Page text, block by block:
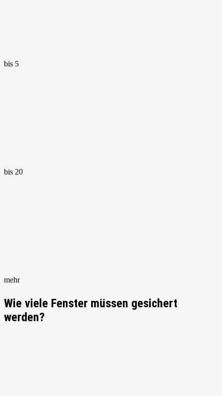
bis 5
bis 20
mehr
Wie viele Fenster müssen gesichert
werden?